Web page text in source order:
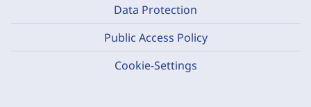
Data Protection
Public Access Policy
Cookie-Settings